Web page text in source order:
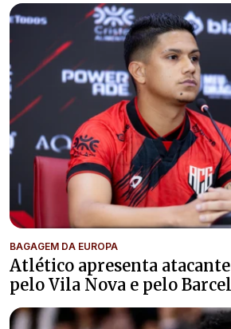
BAGAGEM DA EUROPA
Atlético apresenta
pelo Vila Nova e pelo